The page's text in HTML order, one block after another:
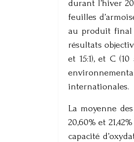
durant l’hiver
feuilles
au produit final
résultats
et 15:1), et C
internationales.
La moyenne
20,60% et
capacité